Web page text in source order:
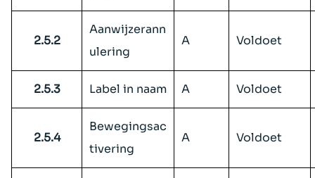
2.5.2
Aanwijzerann
ulering
A Voldoet
2.5.3 Label in naam A Voldoet
2.5.4
Bewegingsac
tivering
A Voldoet